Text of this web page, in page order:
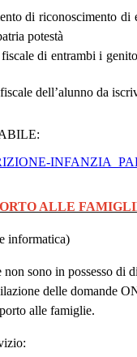
di riconoscimento di
potestà
di entrambi i
dell’alunno da
ALLE
informatica)
sono in possesso di
delle domande
alle famiglie.